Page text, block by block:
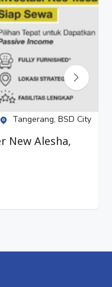
Tangerang, BSD City
New Alesha,